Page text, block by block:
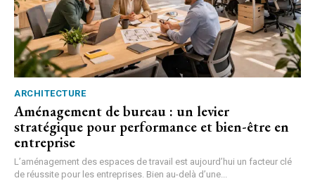
ARCHITECTURE
Aménagement de bureau : un levier
stratégique pour performance et bien-être en
entreprise
L’aménagement des espaces de travail est aujourd’hui un facteur clé
de réussite pour les entreprises. Bien au-delà d’une...